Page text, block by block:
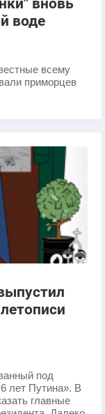
воде
всему
приморцев
под
лет Путина». В
главные